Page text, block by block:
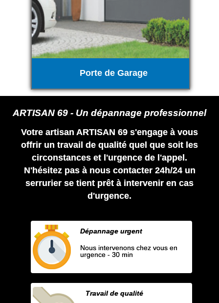
Porte de Garage
ARTISAN 69 - Un dépannage professionnel
Votre artisan ARTISAN 69 s'engage à vous
offrir un travail de qualité quel que soit les
circonstances et l'urgence de l'appel.
N'hésitez pas à nous contacter 24h/24 un
serrurier se tient prêt à intervenir en cas
d'urgence.
Dépannage urgent
Nous intervenons chez vous en
urgence - 30 min
Travail de qualité